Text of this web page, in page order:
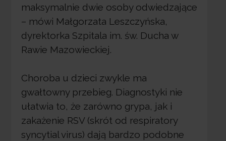
maksymalnie dwie osoby odwiedzające
– mówi Małgorzata Leszczyńska,
dyrektorka Szpitala im. św. Ducha w
Rawie Mazowieckiej.
Choroba u dzieci zwykle ma
gwałtowny przebieg. Diagnostyki nie
ułatwia to, że zarówno grypa, jak i
zakażenie RSV (skrót od respiratory
syncytial virus) dają bardzo podobne